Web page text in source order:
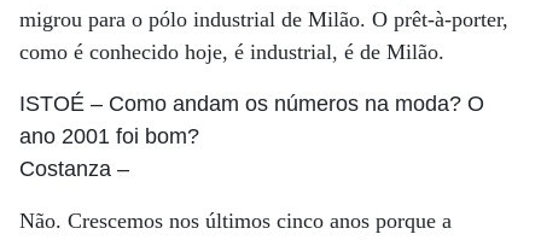
migrou para o pólo industrial de Milão. O prêt-à-porter,
como é conhecido hoje, é industrial, é de Milão.
ISTOÉ – Como andam os números na moda? O
ano 2001 foi bom?
Costanza –
Não. Crescemos nos últimos cinco anos porque a